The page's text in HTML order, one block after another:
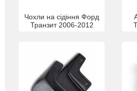
Чохли на сідіння Форд
Транзит 2006-2012